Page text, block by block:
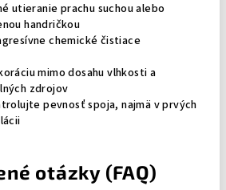
utieranie prachu suchou alebo
handričkou
chemické čistiace
mimo dosahu vlhkosti a
zdrojov
pevnosť spoja, najmä v prvých
otázky (FAQ)